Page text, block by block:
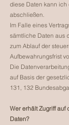
diese Daten kann ich
abschließen.
Im Falle eines
sämtliche Daten aus
zum Ablauf der
Aufbewahrungsfrist
Die
auf Basis der
131, 132
Wer erhält Zugriff
Daten?